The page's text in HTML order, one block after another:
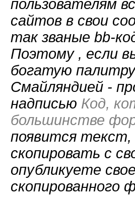
пользователям
сайтов в свои
так званые bb-
Поэтому , если
богатую
Смайляндией -
надписью Код,
большинстве
появится
скопировать с
опубликуете
скопированного